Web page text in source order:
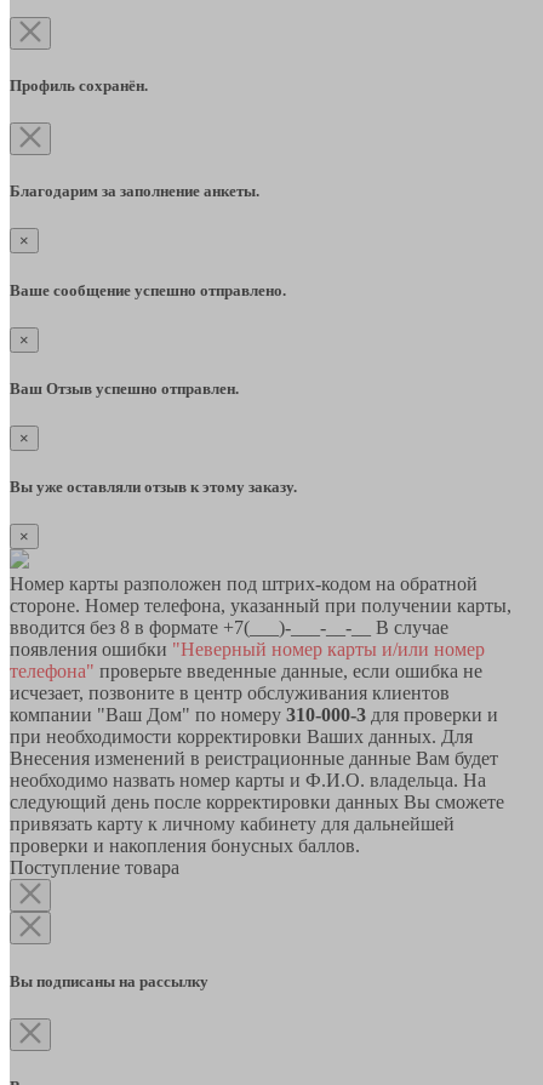
Профиль сохранён.
Благодарим за заполнение анкеты.
×
Ваше сообщение успешно отправлено.
×
Ваш Отзыв успешно отправлен.
×
Вы уже оставляли отзыв к этому заказу.
×
Номер карты разположен под штрих-кодом на обратной
стороне. Номер телефона, указанный при получении карты,
вводится без 8 в формате +7(___)-___-__-__ В случае
появления ошибки "Неверный номер карты и/или номер
телефона" проверьте введенные данные, если ошибка не
исчезает, позвоните в центр обслуживания клиентов
компании "Ваш Дом" по номеру 310-000-3 для проверки и
при необходимости корректировки Ваших данных. Для
Внесения изменений в реистрационные данные Вам будет
необходимо назвать номер карты и Ф.И.О. владельца. На
следующий день после корректировки данных Вы сможете
привязать карту к личному кабинету для дальнейшей
проверки и накопления бонусных баллов.
Поступление товара
Вы подписаны на рассылку